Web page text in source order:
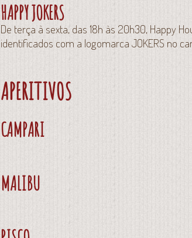
HAPPY JOKERS
De terça à sexta, das 18h às 20h30, Happy
identificados com a logomarca JOKERS no
APERITIVOS
CAMPARI
MALIBU